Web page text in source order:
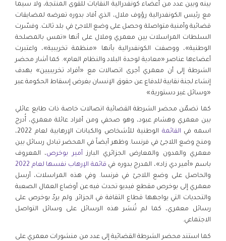
بينه وبين عدد من أعضاء كونفدرالية النقابات للقوى المنتجة، ولا سيما
مع رئيس الكونفدرالية رؤوف ملال، الذي أفاد بدوره تعرضه لمضايقات
قضائية وأمنية متواصلة وحصل على وضع اللاجئ في بلد ثالث. وفسّرت
السلطات المراسلات بين معمري وملال على أنها «تمس بالمصلحة
الوطنية»، ووصفت الكونفدرالية بأنها «منظمة تخريبية»، واعتبرت
أعضاءها عناصر «معادية لوحدة البلاد والنظام العام». كما أشار محضر
الشرطة إلى أن معمري أجرى اتصالات مع «أفراد تخريبيين» بهدف
إنشاء لجنة نقابية للدفاع عن حقوق الإنسان بغرض إسقاط الحكومة عبر
«وسائل غير دستورية.»
كما تضمّن محضر الشرطة القضائية اتصالات خاصة ذات طابع عائلي
بين معمري وهشام عبود، وهو صحفي ومن أفراد عائلة معمري، أُدرج
اسمه في القائمة
الوطنية للأشخاص والكيانات الإرهابية لعام 2022،
ومنح وضع اللاجئ في فرنسا. وظهر أيضاً في المحضر تبادل رسائل بين
معمري والمدون والمعارض الجزائري البارز أمير بوخرص، المعروف
باسم «أمير دي زاد»، المدرج بدوره في قائمة الإرهاب نفسها لعام 2022
والحاصل على وضع اللاجئ في فرنسا. وفي هذه المراسلات، أرسل
معمري إلى بوخرص مقطع فيديو تحدث فيه عن أوضاع العمال الصعبة
والتحديات التي يواجهها قطاع الثقافة في الجزائر. ولم يردّ بوخرص على
رسائل معمري، كما لم تُنشر هذه الرسائل على وسائل التواصل
الاجتماعي.
كما استند محضر الشرطة القضائية إلى عدد من منشورات معمري على